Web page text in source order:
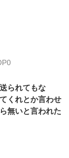
られてもな
くれとか言わせ
無いと言われた